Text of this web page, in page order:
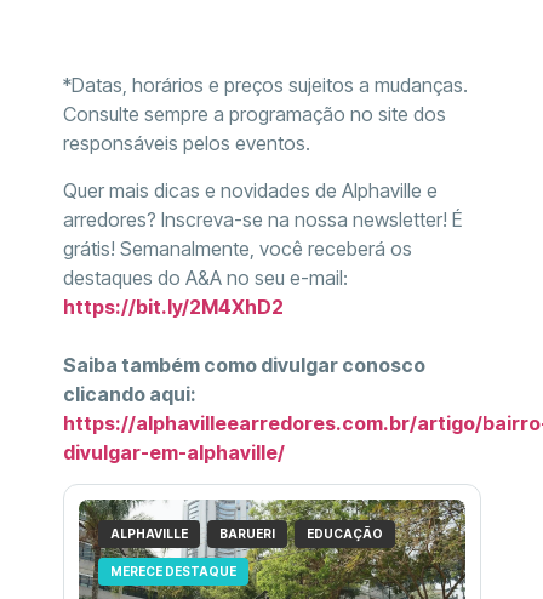
*Datas, horários e preços sujeitos a mudanças.
Consulte sempre a programação no site dos
responsáveis pelos eventos.
Quer mais dicas e novidades de Alphaville e
arredores? Inscreva-se na nossa newsletter! É
grátis! Semanalmente, você receberá os
destaques do A&A no seu e-mail:
https://bit.ly/2M4XhD2
Saiba também como divulgar conosco
clicando aqui:
https://alphavilleearredores.com.br/artigo/
divulgar-em-alphaville/
ALPHAVILLE BARUERI EDUCAÇÃO
MERECE DESTAQUE